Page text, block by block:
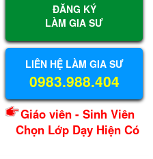
ĐĂNG KÝ
LÀM GIA SƯ
LIÊN HỆ LÀM GIA SƯ
0983.988.404
Giáo viên - Sinh Viên
Chọn Lớp Dạy Hiện Có